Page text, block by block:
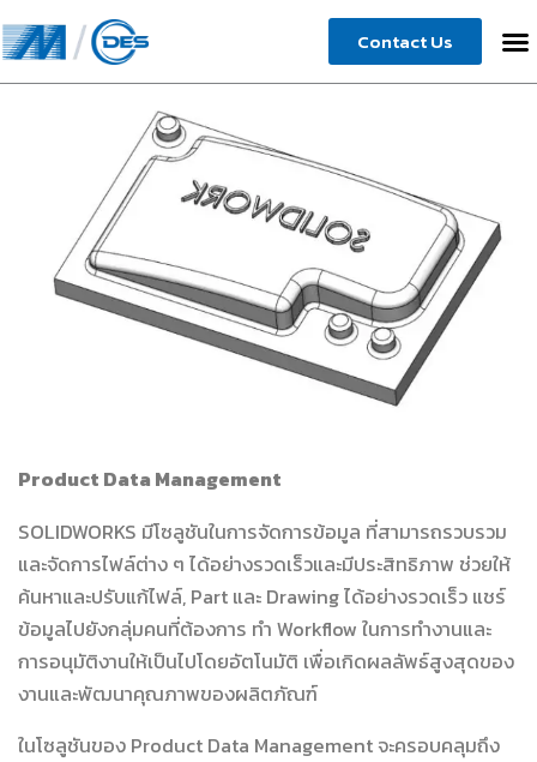
to
content
Contact Us
Product Data Management
SOLIDWORKS มีโซลูชันในการจัดการข้อมูล ที่สามารถรวบรวม
และจัดการไฟล์ต่าง ๆ ได้อย่างรวดเร็วและมีประสิทธิภาพ ช่วยให้
ค้นหาและปรับแก้ไฟล์, Part และ Drawing ได้อย่างรวดเร็ว แชร์
ข้อมูลไปยังกลุ่มคนที่ต้องการ ทำ Workflow ในการทำงานและ
การอนุมัติงานให้เป็นไปโดยอัตโนมัติ เพื่อเกิดผลลัพธ์สูงสุดของ
งานและพัฒนาคุณภาพของผลิตภัณฑ์
ในโซลูชันของ Product Data Management จะครอบคลุมถึง